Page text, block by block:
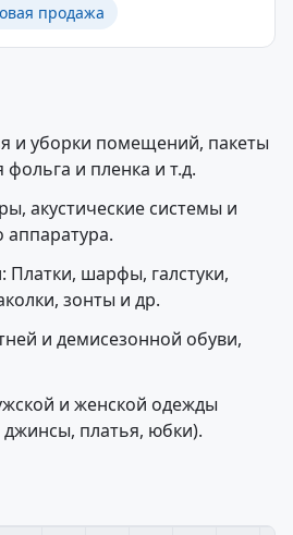
продажа
и уборки помещений, пакеты
и пленка и т.д.
акустические системы и
аппаратура.
Платки, шарфы, галстуки,
зонты и др.
и демисезонной обуви,
и женской одежды
платья, юбки).